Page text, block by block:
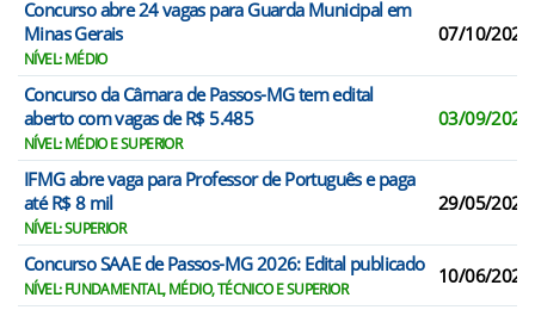
Concurso abre 24 vagas para Guarda Municipal em
Minas Gerais
NÍVEL: MÉDIO
07/10/2026
Concurso da Câmara de Passos-MG tem edital
aberto com vagas de R$ 5.485
NÍVEL: MÉDIO E SUPERIOR
03/09/2026
IFMG abre vaga para Professor de Português e paga
até R$ 8 mil
NÍVEL: SUPERIOR
29/05/2026
Concurso SAAE de Passos-MG 2026: Edital publicado
NÍVEL: FUNDAMENTAL, MÉDIO, TÉCNICO E SUPERIOR
10/06/2026